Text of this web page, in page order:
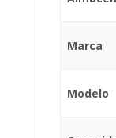
Marca
Modelo